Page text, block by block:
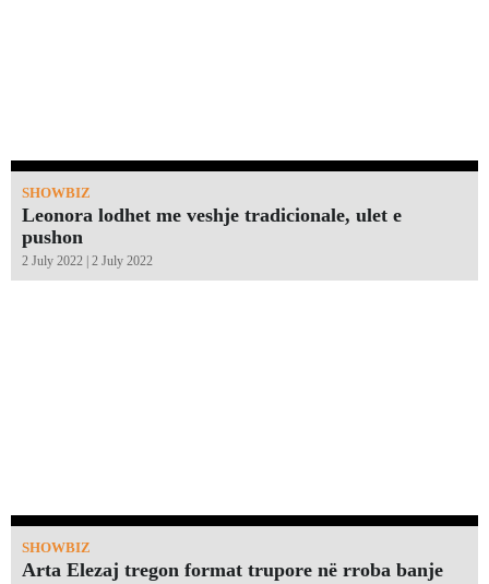
SHOWBIZ
Leonora lodhet me veshje tradicionale, ulet e
pushon
2 July 2022 | 2 July 2022
SHOWBIZ
Arta Elezaj tregon format trupore në rroba banje